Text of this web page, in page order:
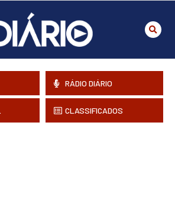
RÁDIO DIÁRIO
CLASSIFICADOS